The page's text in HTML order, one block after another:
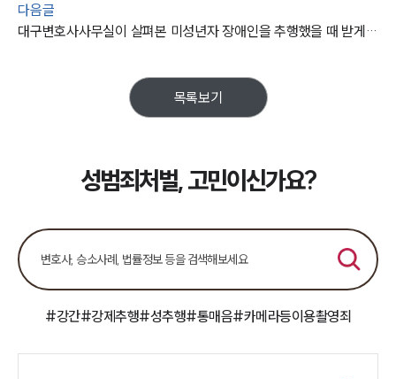
팀소개
대륜의 강점
오시는 길
글로벌 파트너 로펌
고객의 소리
AI대륜
다음글
대구변호사사무실이 살펴본 미성년자 장애인을 추행했을 때 받게되는 처벌은?
목록보기
성범죄처벌, 고민이신가요?
#강간#강제추행#성추행#통매음#카메라등이용촬영죄